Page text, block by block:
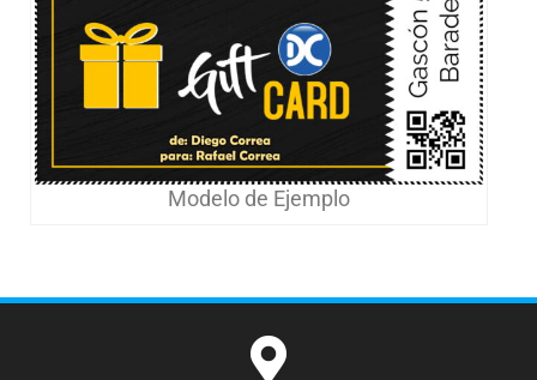
Modelo de Ejemplo